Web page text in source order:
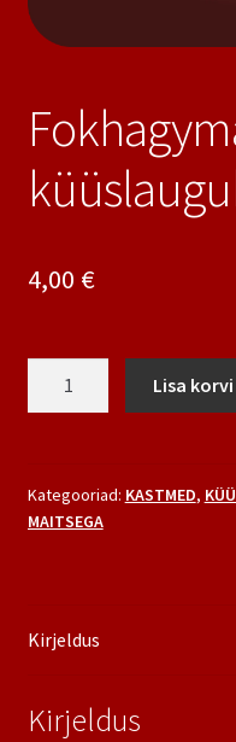
4,00 €
Lisa korvi
Kategooriad: KASTMED,
MAITSEGA
Kirjeldus
Kirjeldus